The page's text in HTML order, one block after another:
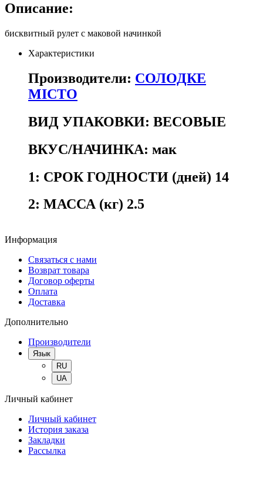
Описание:
бисквитный рулет с маковой начинкой
Характеристики
Производители: СОЛОДКЕ
МІСТО
ВИД УПАКОВКИ: ВЕСОВЫЕ
ВКУС/НАЧИНКА: мак
1: СРОК ГОДНОСТИ (дней) 14
2: МАССА (кг) 2.5
Информация
Связаться с нами
Возврат товара
Договор оферты
Оплата
Доставка
Дополнительно
Производители
Язык
RU
UA
Личный кабинет
Личный кабинет
История заказа
Закладки
Рассылка